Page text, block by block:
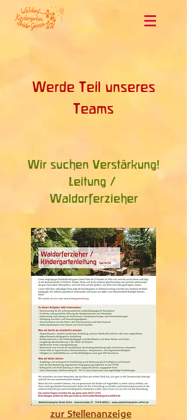
Werde Teil unseres
Teams
Wir suchen Verstärkung!
Leitung /
Waldorferzieher
zur Stellenanzeige